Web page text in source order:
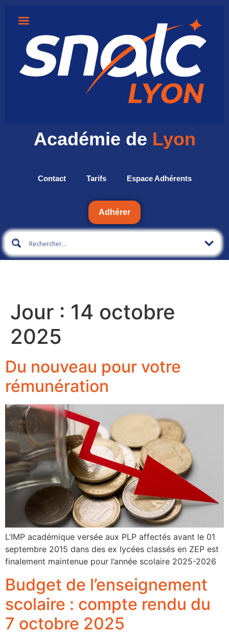
Académie de Lyon
Contact Tarifs Espace Adhérents
Adhérer
Jour : 14 octobre
2025
Du nouveau pour votre
rémunération
L’IMP académique versée aux PLP affectés avant le 01
septembre 2015 dans des ex lycées classés en ZEP est
finalement maintenue pour l’année scolaire 2025-2026
Budget de l’enseignement
scolaire : compte rendu du
7 octobre 2025